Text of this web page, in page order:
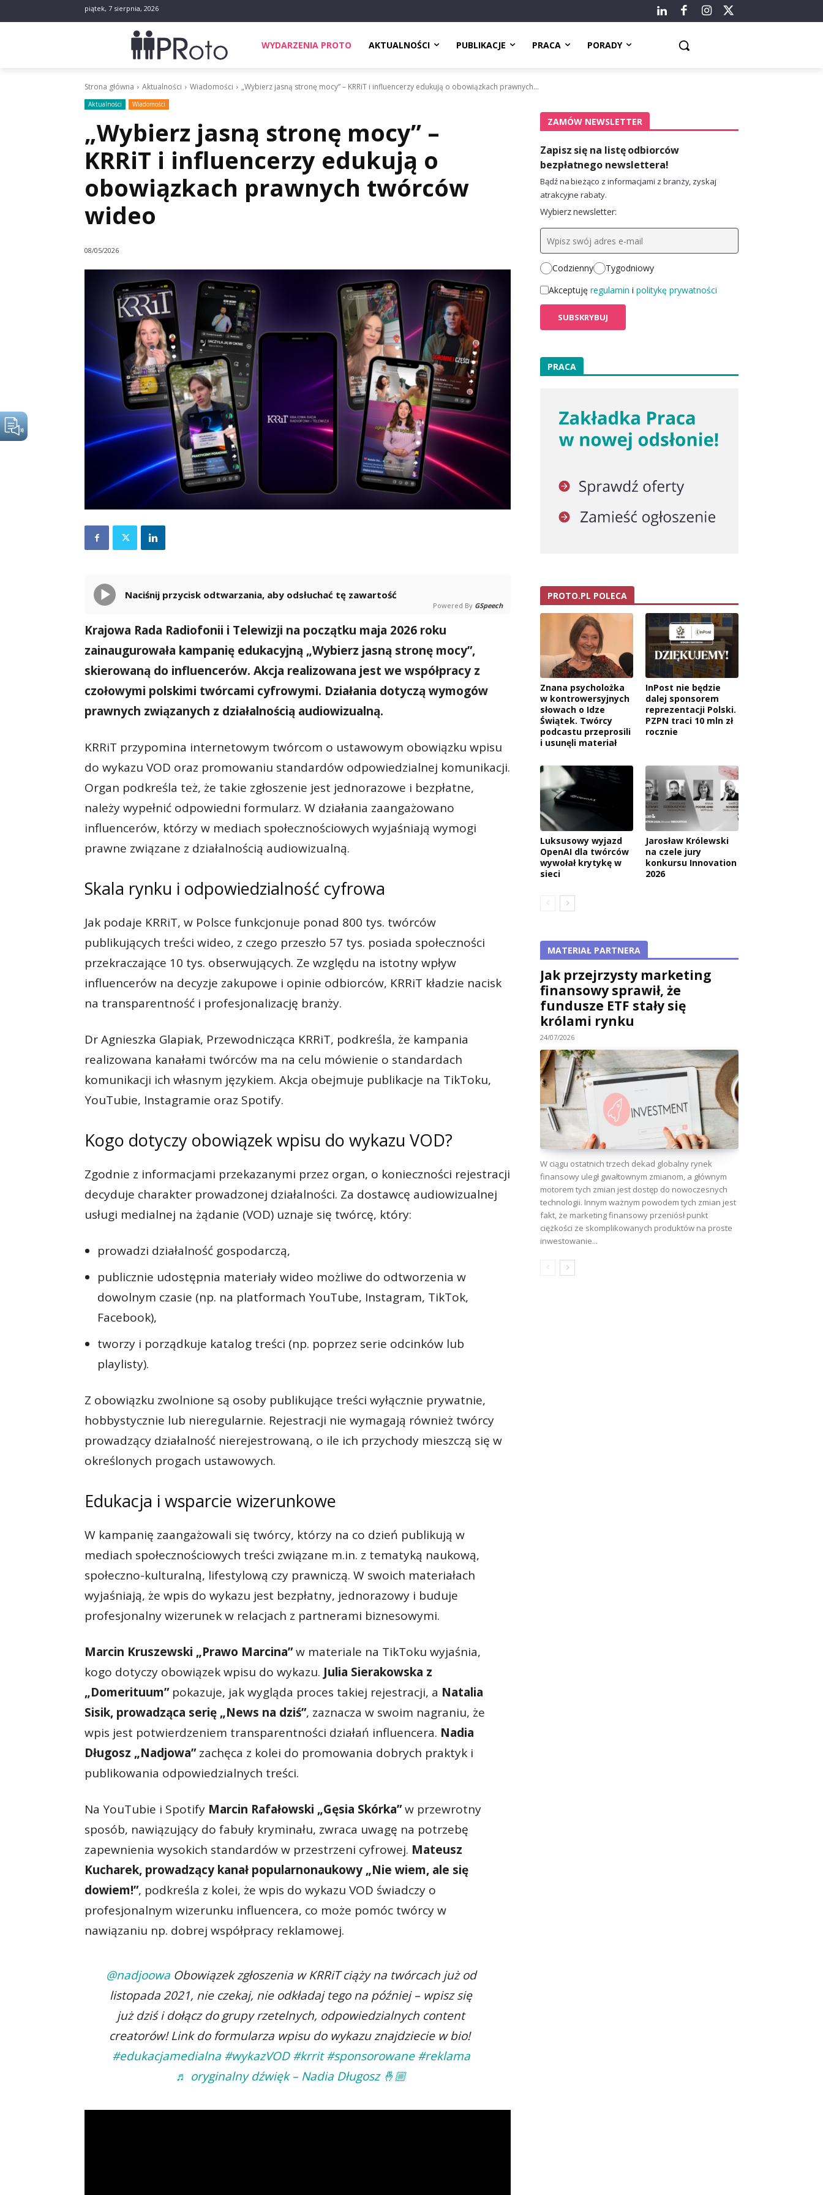
piątek, 7 sierpnia, 2026
WYDARZENIA PROTO AKTUALNOŚCI PUBLIKACJE PRACA PORADY
Strona główna Aktualności Wiadomości „Wybierz jasną stronę mocy” – KRRiT i influencerzy edukują o obowiązkach prawnych...
Aktualności Wiadomości
„Wybierz jasną stronę mocy” –
KRRiT i influencerzy edukują o
obowiązkach prawnych twórców
wideo
08/05/2026
Naciśnij przycisk odtwarzania, aby odsłuchać tę zawartość
Powered By GSpeech
Krajowa Rada Radiofonii i Telewizji na początku maja 2026 roku
zainaugurowała kampanię edukacyjną „Wybierz jasną stronę mocy”,
skierowaną do influencerów. Akcja realizowana jest we współpracy z
czołowymi polskimi twórcami cyfrowymi. Działania dotyczą wymogów
prawnych związanych z działalnością audiowizualną.
KRRiT przypomina internetowym twórcom o ustawowym obowiązku wpisu
do wykazu VOD oraz promowaniu standardów odpowiedzialnej komunikacji.
Organ podkreśla też, że takie zgłoszenie jest jednorazowe i bezpłatne,
należy wypełnić odpowiedni formularz. W działania zaangażowano
influencerów, którzy w mediach społecznościowych wyjaśniają wymogi
prawne związane z działalnością audiowizualną.
Skala rynku i odpowiedzialność cyfrowa
Jak podaje KRRiT, w Polsce funkcjonuje ponad 800 tys. twórców
publikujących treści wideo, z czego przeszło 57 tys. posiada społeczności
przekraczające 10 tys. obserwujących. Ze względu na istotny wpływ
influencerów na decyzje zakupowe i opinie odbiorców, KRRiT kładzie nacisk
na transparentność i profesjonalizację branży.
Dr Agnieszka Glapiak, Przewodnicząca KRRiT, podkreśla, że kampania
realizowana kanałami twórców ma na celu mówienie o standardach
komunikacji ich własnym językiem. Akcja obejmuje publikacje na TikToku,
YouTubie, Instagramie oraz Spotify.
Kogo dotyczy obowiązek wpisu do wykazu VOD?
Zgodnie z informacjami przekazanymi przez organ, o konieczności rejestracji
decyduje charakter prowadzonej działalności. Za dostawcę audiowizualnej
usługi medialnej na żądanie (VOD) uznaje się twórcę, który:
prowadzi działalność gospodarczą,
publicznie udostępnia materiały wideo możliwe do odtworzenia w
dowolnym czasie (np. na platformach YouTube, Instagram, TikTok,
Facebook),
tworzy i porządkuje katalog treści (np. poprzez serie odcinków lub
playlisty).
Z obowiązku zwolnione są osoby publikujące treści wyłącznie prywatnie,
hobbystycznie lub nieregularnie. Rejestracji nie wymagają również twórcy
prowadzący działalność nierejestrowaną, o ile ich przychody mieszczą się w
określonych progach ustawowych.
Edukacja i wsparcie wizerunkowe
W kampanię zaangażowali się twórcy, którzy na co dzień publikują w
mediach społecznościowych treści związane m.in. z tematyką naukową,
społeczno-kulturalną, lifestylową czy prawniczą. W swoich materiałach
wyjaśniają, że wpis do wykazu jest bezpłatny, jednorazowy i buduje
profesjonalny wizerunek w relacjach z partnerami biznesowymi.
Marcin Kruszewski „Prawo Marcina”w materiale na TikToku wyjaśnia,
kogo dotyczy obowiązek wpisu do wykazu. Julia Sierakowska z
„Domerituum”pokazuje, jak wygląda proces takiej rejestracji, a Natalia
Sisik, prowadząca serię „News na dziś”, zaznacza w swoim nagraniu, że
wpis jest potwierdzeniem transparentności działań influencera. Nadia
Długosz „Nadjowa”zachęca z kolei do promowania dobrych praktyk i
publikowania odpowiedzialnych treści.
Na YouTubie i Spotify Marcin Rafałowski „Gęsia Skórka”w przewrotny
sposób, nawiązujący do fabuły kryminału, zwraca uwagę na potrzebę
zapewnienia wysokich standardów w przestrzeni cyfrowej. Mateusz
Kucharek, prowadzący kanał popularnonaukowy „Nie wiem, ale się
dowiem!”, podkreśla z kolei, że wpis do wykazu VOD świadczy o
profesjonalnym wizerunku influencera, co może pomóc twórcy w
nawiązaniu np. dobrej współpracy reklamowej.
@nadjoowaObowiązek zgłoszenia w KRRiT ciąży na twórcach już od
listopada 2021, nie czekaj, nie odkładaj tego na później – wpisz się
już dziś i dołącz do grupy rzetelnych, odpowiedzialnych content
creatorów! Link do formularza wpisu do wykazu znajdziecie w bio!
#edukacjamedialna #wykazVOD #krrit #sponsorowane #reklama
♬ oryginalny dźwięk – Nadia Długosz 🤞🏼
ZAMÓW NEWSLETTER
Zapisz się na listę odbiorców
bezpłatnego newslettera!
Bądź na bieżąco z informacjami z branży, zyskaj
atrakcyjne rabaty.
Wybierz newsletter:
Codzienny
Tygodniowy
Akceptuję regulamin i politykę prywatności
PRACA
PROTO.PL POLECA
Znana psycholożka
w kontrowersyjnych
słowach o Idze
Świątek. Twórcy
podcastu przeprosili
i usunęli materiał
InPost nie będzie
dalej sponsorem
reprezentacji Polski.
PZPN traci 10 mln zł
rocznie
Luksusowy wyjazd
OpenAI dla twórców
wywołał krytykę w
sieci
Jarosław Królewski
na czele jury
konkursu Innovation
2026
MATERIAŁ PARTNERA
Jak przejrzysty marketing
finansowy sprawił, że
fundusze ETF stały się
królami rynku
24/07/2026
W ciągu ostatnich trzech dekad globalny rynek
finansowy uległ gwałtownym zmianom, a głównym
motorem tych zmian jest dostęp do nowoczesnych
technologii. Innym ważnym powodem tych zmian jest
fakt, że marketing finansowy przeniósł punkt
ciężkości ze skomplikowanych produktów na proste
inwestowanie...